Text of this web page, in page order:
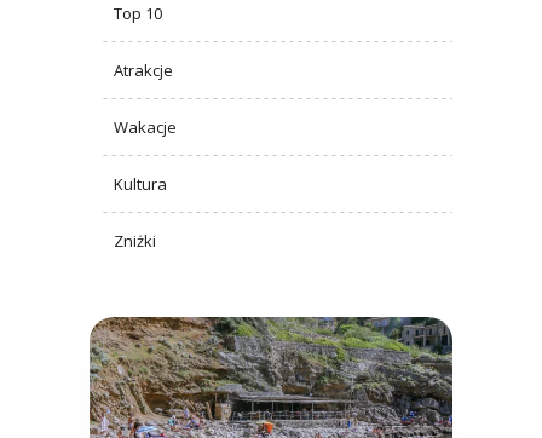
Top 10
Atrakcje
Wakacje
Kultura
Zniżki